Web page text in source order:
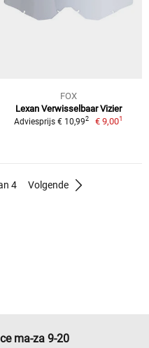
FOX
Lexan Verwisselbaar Vizier
Adviesprijs € 10,992 € 9,001
4 Volgende
ma-za 9-20